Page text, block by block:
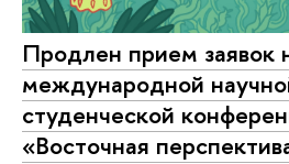
Продлен прием заявок
международной
студенческой
«Восточная